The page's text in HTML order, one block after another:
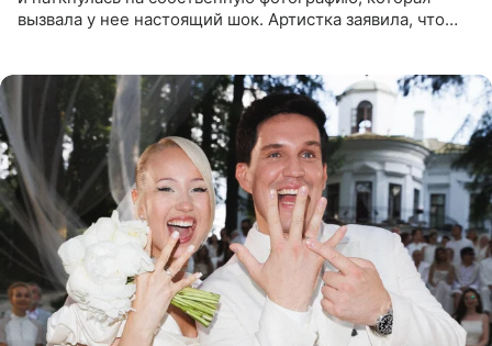
вызвала у нее настоящий шок. Артистка заявила, что